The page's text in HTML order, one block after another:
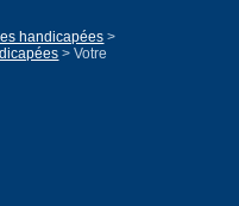
handicapées >
> Votre